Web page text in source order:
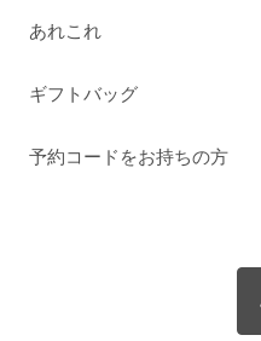
あれこれ
ギフトバッグ
予約コードをお持ちの方